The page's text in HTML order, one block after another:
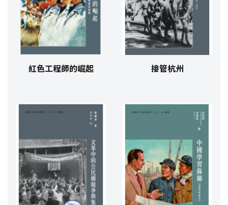
紅色工程師的崛起 接管杭州